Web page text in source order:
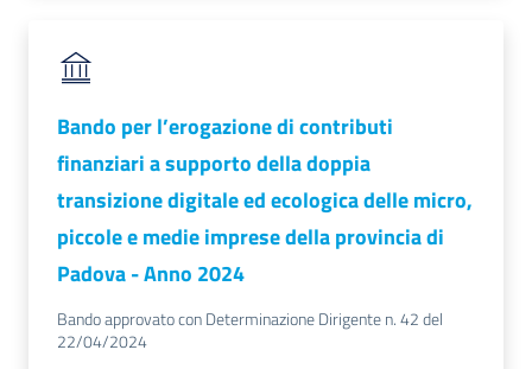
Bando per l’erogazione di contributi
finanziari a supporto della doppia
transizione digitale ed ecologica delle micro,
piccole e medie imprese della provincia di
Padova - Anno 2024
Bando approvato con Determinazione Dirigente n. 42 del
22/04/2024